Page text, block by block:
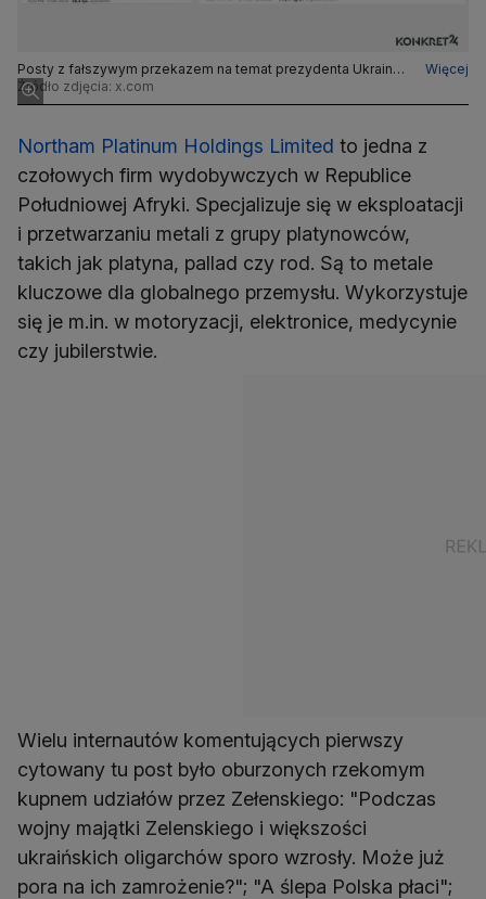
Posty z fałszywym przekazem na temat prezydenta Ukrainy
publikowane w kwietniu.
Więcej
Źródło zdjęcia: x.com
Northam Platinum Holdings Limited to jedna z
czołowych firm wydobywczych w Republice
Południowej Afryki. Specjalizuje się w eksploatacji
i przetwarzaniu metali z grupy platynowców,
takich jak platyna, pallad czy rod. Są to metale
kluczowe dla globalnego przemysłu. Wykorzystuje
się je m.in. w motoryzacji, elektronice, medycynie
czy jubilerstwie.
Wielu internautów komentujących pierwszy
cytowany tu post było oburzonych rzekomym
kupnem udziałów przez Zełenskiego: "Podczas
wojny majątki Zelenskiego i większości
ukraińskich oligarchów sporo wzrosły. Może już
pora na ich zamrożenie?"; "A ślepa Polska płaci";